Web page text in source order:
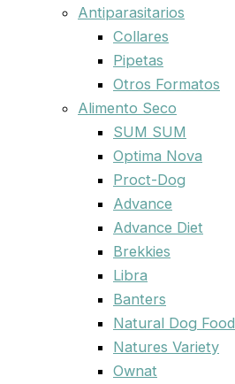
Antiparasitarios
Collares
Pipetas
Otros Formatos
Alimento Seco
SUM SUM
Optima Nova
Proct-Dog
Advance
Advance Diet
Brekkies
Libra
Banters
Natural Dog Food
Natures Variety
Ownat